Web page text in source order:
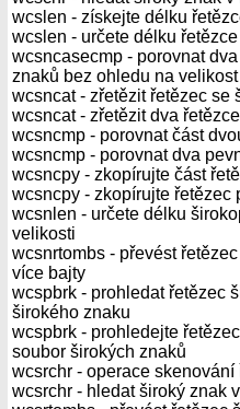
wcslen - získejte délku
wcslen - určete délku
wcsncasecmp - porovnat
znaků bez ohledu na velikost
wcsncat - zřetězit řetězec se
wcsncat - zřetězit dva
wcsncmp - porovnat část
wcsncmp - porovnat dva
wcsncpy - zkopírujte část
wcsncpy - zkopírujte řetězec
wcsnlen - určete délku
velikosti
wcsnrtombs - převést
více bajty
wcspbrk - prohledat řetězec
širokého znaku
wcspbrk - prohledejte
soubor širokých znaků
wcsrchr - operace
wcsrchr - hledat široký znak